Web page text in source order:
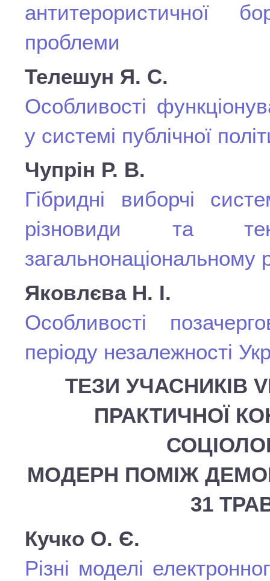
антитерористичної
проблеми
Телешун Я. С.
Особливості
у системі публічної
Чупрін Р. В.
Гібридні виборчі
різновиди та
загальнонаціональному
Яковлєва Н. І.
Особливості
періоду незалежності
ТЕЗИ УЧАСНИКІВ
ПРАКТИЧНОЇ
МОДЕРН ПОМІЖ
31
Кучко О. Є.
Різні моделі